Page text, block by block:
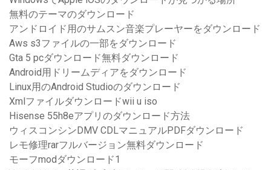
無料のテーマのダウンロード
アンドロイド用のサムスン音楽プレーヤーをダウンロード
Aws s3ファイルの一部をダウンロード
Gta 5 pcダウンロード無料ダウンロード
Android用ドリームディアをダウンロード
Linux用のAndroid Studioのダウンロード
Xmlファイルダウンロードwii u iso
Hisense 55h8eアプリのダウンロード方法
ウィスコンシンDMV CDLマニュアルPDFダウンロード
レモ修理rarフルバージョン無料ダウンロード
モーフmodダウンロード1